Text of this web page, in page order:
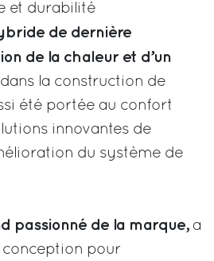
et durabilité
de dernière
de la chaleur et d’un
la construction de
été portée au confort
innovantes de
du système de
passionné de la marque,a
conception pour